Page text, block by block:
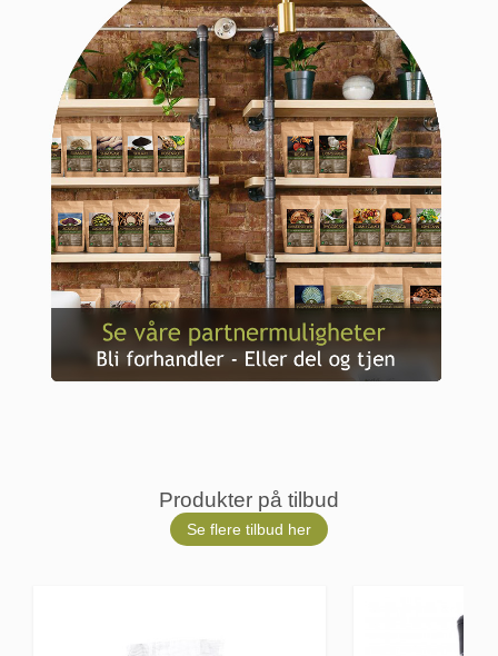
Produkter på tilbud
Se flere tilbud her